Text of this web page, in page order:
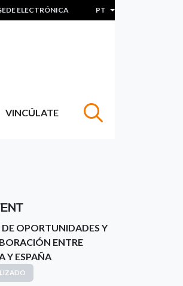
ELECTRÓNICA PT Lista de ações
VINCÚLATE
OPORTUNIDADES Y
ENTRE
Y ESPAÑA